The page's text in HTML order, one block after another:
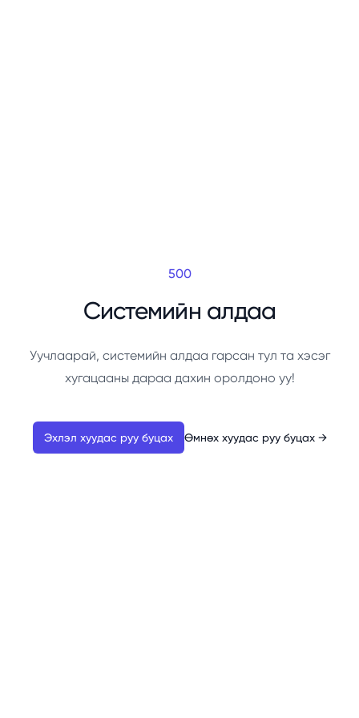
500
Системийн алдаа
Уучлаарай, системийн алдаа гарсан тул та хэсэг
хугацааны дараа дахин оролдоно уу!
Эхлэл хуудас руу буцах Өмнөх хуудас руу буцах →